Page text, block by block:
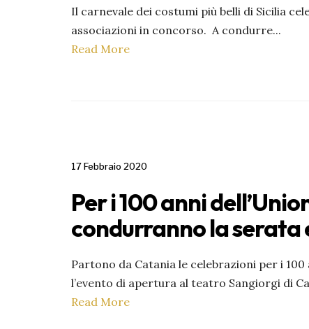
Il carnevale dei costumi più belli di Sicilia
associazioni in concorso. A condurre...
Read More
17 Febbraio 2020
Per i 100 anni
condurranno la
Partono da Catania le celebrazioni per i
l’evento di apertura al teatro Sangiorgi di
Read More